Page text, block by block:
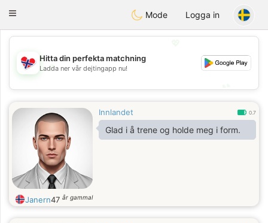
EkteNordmenn
Toggle
Mode Logga in
💖
💕
Hitta din perfekta matchning
Ladda ner vår dejtingapp nu!
Innlandet 0.7
Glad i å trene og holde meg i form.
Janern47 år gammal